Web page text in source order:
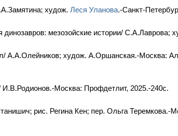
худож. Леся Уланова.-Санкт-
динозавров: мезозойские истории/ С.А.Лаврова;
А.А.Олейников; худож. А.Оршанская.-Москва:
И.В.Родионов.-Москва: Профдетлит, 2025.-240с.
рис. Регина Кен; пер. Ольга Теремкова.-